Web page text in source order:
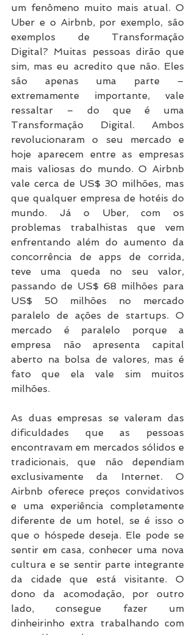
um fenômeno muito mais atual. O
Uber e o Airbnb, por exemplo, são
exemplos de Transformação
Digital? Muitas pessoas dirão que
sim, mas eu acredito que não. Eles
são apenas uma parte –
extremamente importante, vale
ressaltar – do que é uma
Transformação Digital. Ambos
revolucionaram o seu mercado e
hoje aparecem entre as empresas
mais valiosas do mundo. O Airbnb
vale cerca de US$ 30 milhões, mas
que qualquer empresa de hotéis do
mundo. Já o Uber, com os
problemas trabalhistas que vem
enfrentando além do aumento da
concorrência de apps de corrida,
teve uma queda no seu valor,
passando de US$ 68 milhões para
US$ 50 milhões no mercado
paralelo de ações de startups. O
mercado é paralelo porque a
empresa não apresenta capital
aberto na bolsa de valores, mas é
fato que ela vale sim muitos
milhões.
As duas empresas se valeram das
dificuldades que as pessoas
encontravam em mercados sólidos e
tradicionais, que não dependiam
exclusivamente da Internet. O
Airbnb oferece preços convidativos
e uma experiência completamente
diferente de um hotel, se é isso o
que o hóspede deseja. Ele pode se
sentir em casa, conhecer uma nova
cultura e se sentir parte integrante
da cidade que está visitante. O
dono da acomodação, por outro
lado, consegue fazer um
dinheirinho extra trabalhando com